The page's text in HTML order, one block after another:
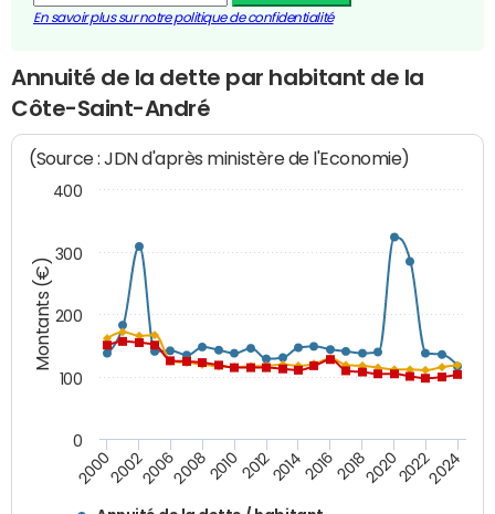
En savoir plus sur notre politique de confidentialité
Annuité de la dette par habitant de la
Côte-Saint-André
Montants (€)
(Source : JDN d'après ministère de l'Economie)
200020022006200820102012201420162018202020222024
100
200
300
0
400